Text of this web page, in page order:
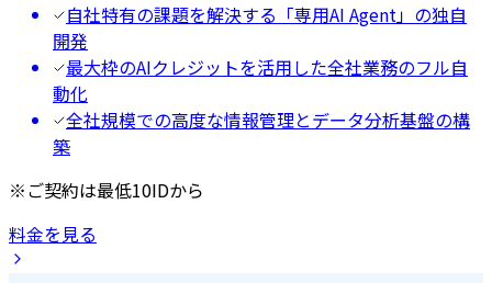
自社特有の課題を解決する「専用AI Agent」の独自
開発
最大枠のAIクレジットを活用した全社業務のフル自
動化
全社規模での高度な情報管理とデータ分析基盤の構
築
※ご契約は最低10IDから
料金を見る